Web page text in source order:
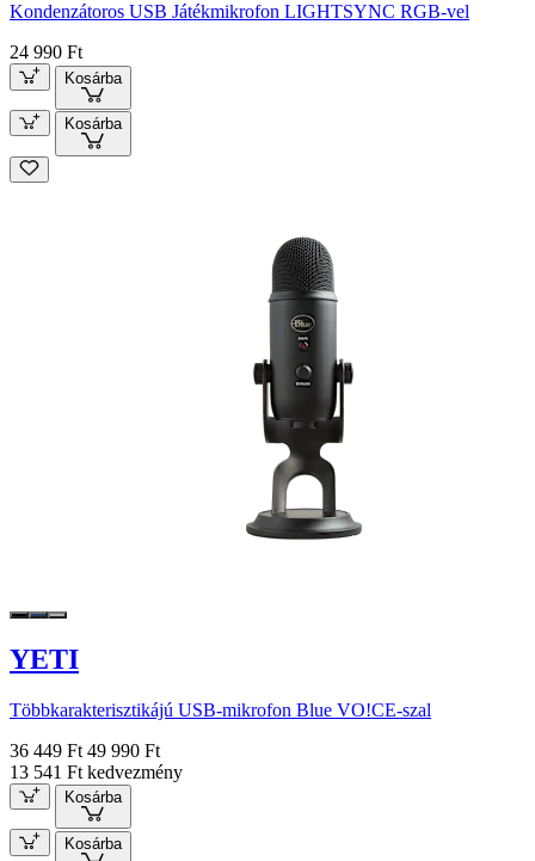
Kondenzátoros USB Játékmikrofon LIGHTSYNC RGB-vel
24 990 Ft
Kosárba
Kosárba
YETI
Többkarakterisztikájú USB-mikrofon Blue VO!CE-szal
36 449 Ft 49 990 Ft
13 541 Ft kedvezmény
Kosárba
Kosárba